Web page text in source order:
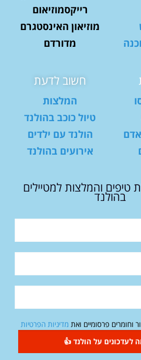
רייקסמוזיאום
מוזיאון האינסטגרם
מדורדם
חשוב לדעת
המלצות
טיול כוכב בהולנד
הולנד עם ילדים
אירועים בהולנד
והמלצות למטיילים
בהולנד
וחומרים פרסומיים ואת מדיניות הפרטיות
לעדכונים על הולנד 👍